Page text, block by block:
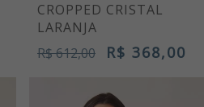
CROPPED CRISTAL
LARANJA
R$ 612,00
R$ 368,00